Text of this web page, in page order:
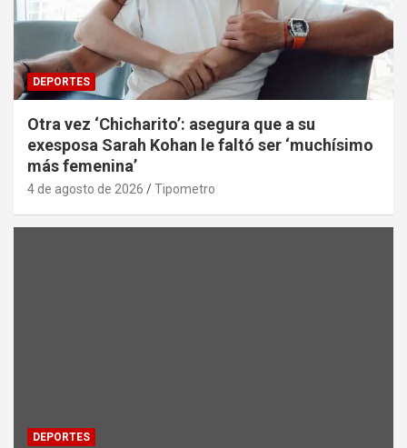
DEPORTES
Otra vez ‘Chicharito’: asegura que a su
exesposa Sarah Kohan le faltó ser ‘muchísimo
más femenina’
4 de agosto de 2026 Tipometro
DEPORTES